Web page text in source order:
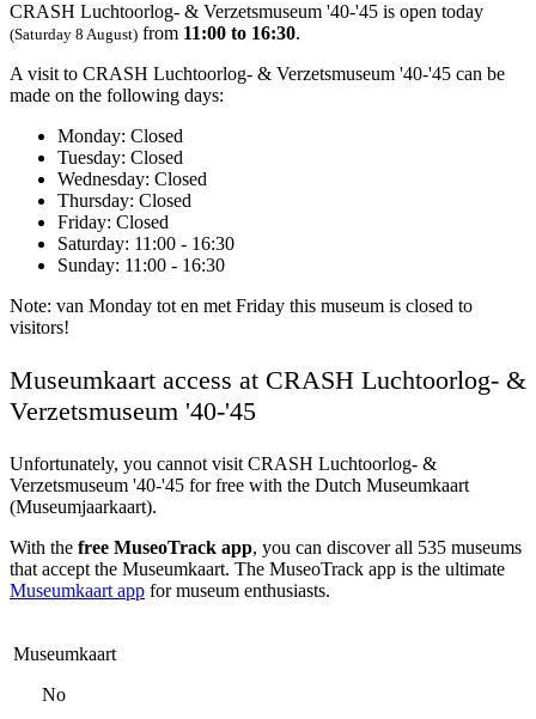
CRASH Luchtoorlog- & Verzetsmuseum '40-'45 is open today
(Saturday 8 August) from 11:00 to 16:30.
A visit to CRASH Luchtoorlog- & Verzetsmuseum '40-'45 can be
made on the following days:
Monday: Closed
Tuesday: Closed
Wednesday: Closed
Thursday: Closed
Friday: Closed
Saturday: 11:00 - 16:30
Sunday: 11:00 - 16:30
Note: van Monday tot en met Friday this museum is closed to
visitors!
Museumkaart access at CRASH Luchtoorlog- &
Verzetsmuseum '40-'45
Unfortunately, you cannot visit CRASH Luchtoorlog- &
Verzetsmuseum '40-'45 for free with the Dutch Museumkaart
(Museumjaarkaart).
With the free MuseoTrack app, you can discover all 535 museums
that accept the Museumkaart. The MuseoTrack app is the ultimate
Museumkaart app for museum enthusiasts.
Museumkaart
No